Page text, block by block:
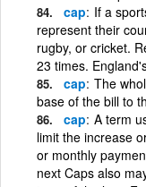
cap If a
represent their
rugby, or cricket.
23 times.
cap The
base of the bill to
cap A term
limit the increase
or monthly
next Caps also